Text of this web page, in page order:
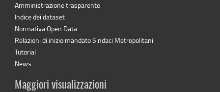
Amministrazione trasparente
Indice dei dataset
Normativa Open Data
Relazioni di inizio mandato Sindaci Metropolitani
Tutorial
News
Maggiori visualizzazioni